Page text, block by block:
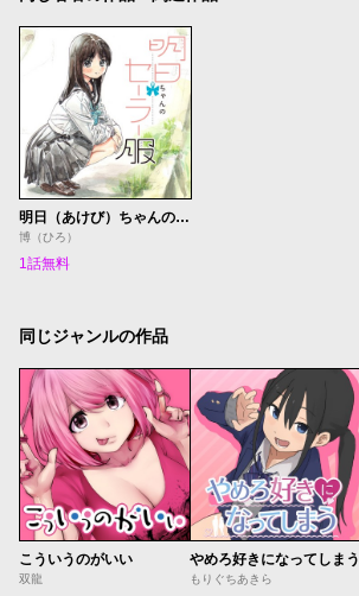
明日（あけび）ちゃんのセーラー服 番外編
博（ひろ）
1話無料
同じジャンルの作品
こういうのがいい
双龍
やめろ好きになってしまう
もりぐちあきら